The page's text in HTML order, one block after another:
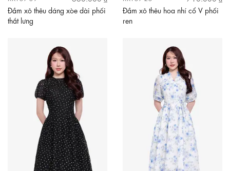
Đầm xô thêu dáng xòe dài phối
thắt lưng
Đầm xô thêu hoa nhí cổ V phối
ren